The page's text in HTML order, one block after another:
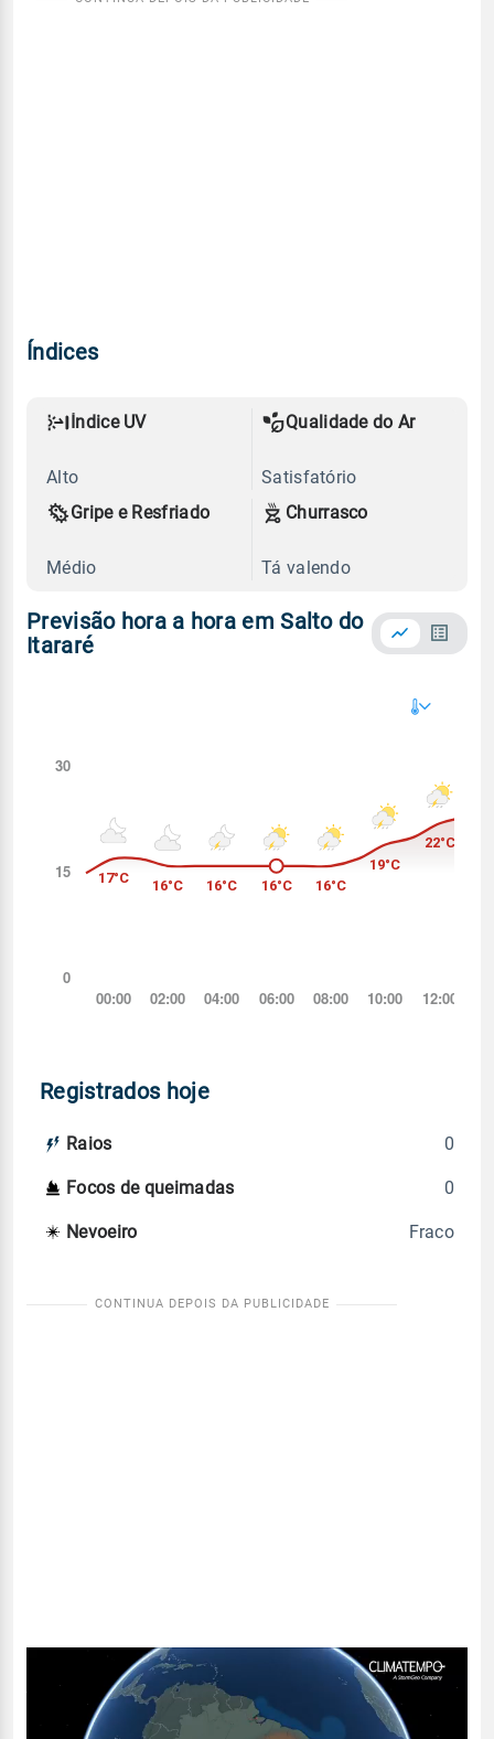
Índices
Índice UV
Alto
Qualidade do Ar
Satisfatório
Gripe e Resfriado
Médio
Churrasco
Tá valendo
Previsão hora a hora em Salto do
Itararé
Registrados hoje
Raios 0
Focos de queimadas 0
Nevoeiro Fraco